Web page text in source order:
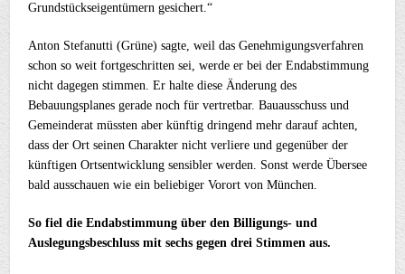
Grundstückseigentümern gesichert.“
Anton Stefanutti (Grüne) sagte, weil das Genehmigungsverfahren
schon so weit fortgeschritten sei, werde er bei der Endabstimmung
nicht dagegen stimmen. Er halte diese Änderung des
Bebauungsplanes gerade noch für vertretbar. Bauausschuss und
Gemeinderat müssten aber künftig dringend mehr darauf achten,
dass der Ort seinen Charakter nicht verliere und gegenüber der
künftigen Ortsentwicklung sensibler werden. Sonst werde Übersee
bald ausschauen wie ein beliebiger Vorort von München.
So fiel die Endabstimmung über den Billigungs- und
Auslegungsbeschluss mit sechs gegen drei Stimmen aus.